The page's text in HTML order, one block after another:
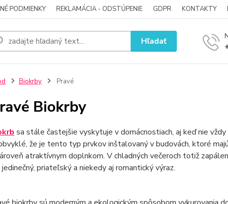
PODMIENKY REKLAMÁCIA - ODSTÚPENIE GDPR KONTAKTY
Hľadať
Biokrby Pravé
Biokrby
sa stále častejšie vyskytuje v domácnostiach, aj keď nie
že je tento typ prvkov inštalovaný v budovách, ktoré
atraktívnym doplnkom. V chladných večeroch totiž
jedinečný, priateľský a niekedy aj romantický výraz.